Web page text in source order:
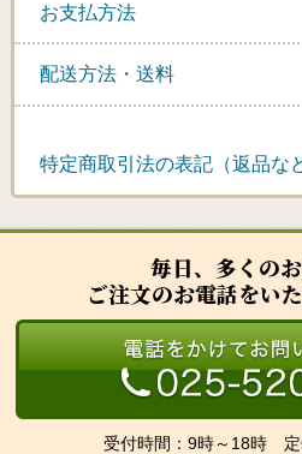
お支払方法
配送方法・送料
特定商取引法の表記（返品な
毎日、多くの
ご注文のお電話をい
受付時間：9時～18時 定